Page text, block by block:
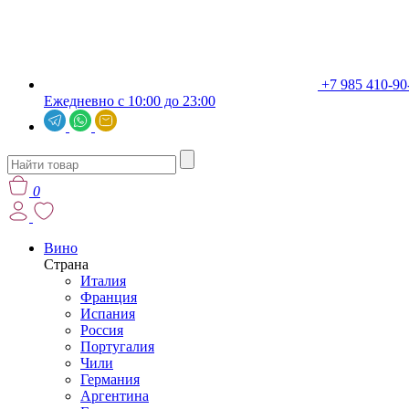
+7 985 410-
Ежедневно с 10:00 до 23:00
0
Вино
Страна
Италия
Франция
Испания
Россия
Португалия
Чили
Германия
Аргентина